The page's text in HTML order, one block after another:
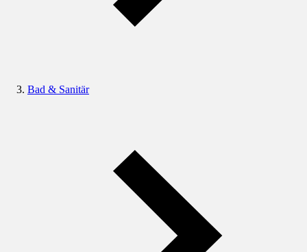
Bad & Sanitär